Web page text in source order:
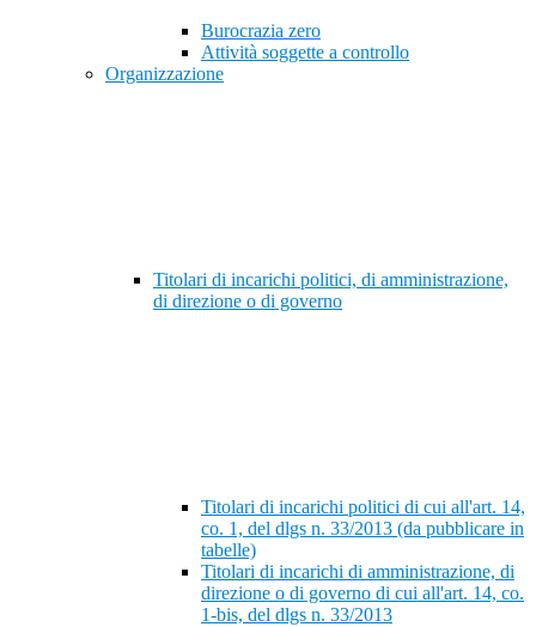
Burocrazia zero
Attività soggette a controllo
Organizzazione
Titolari di incarichi politici, di amministrazione,
di direzione o di governo
Titolari di incarichi politici di cui all'art. 14,
co. 1, del dlgs n. 33/2013 (da pubblicare in
tabelle)
Titolari di incarichi di amministrazione, di
direzione o di governo di cui all'art. 14, co.
1-bis, del dlgs n. 33/2013